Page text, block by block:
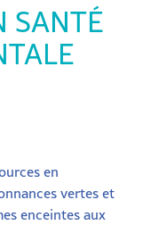
SANTÉ
en
vertes et
enceintes aux